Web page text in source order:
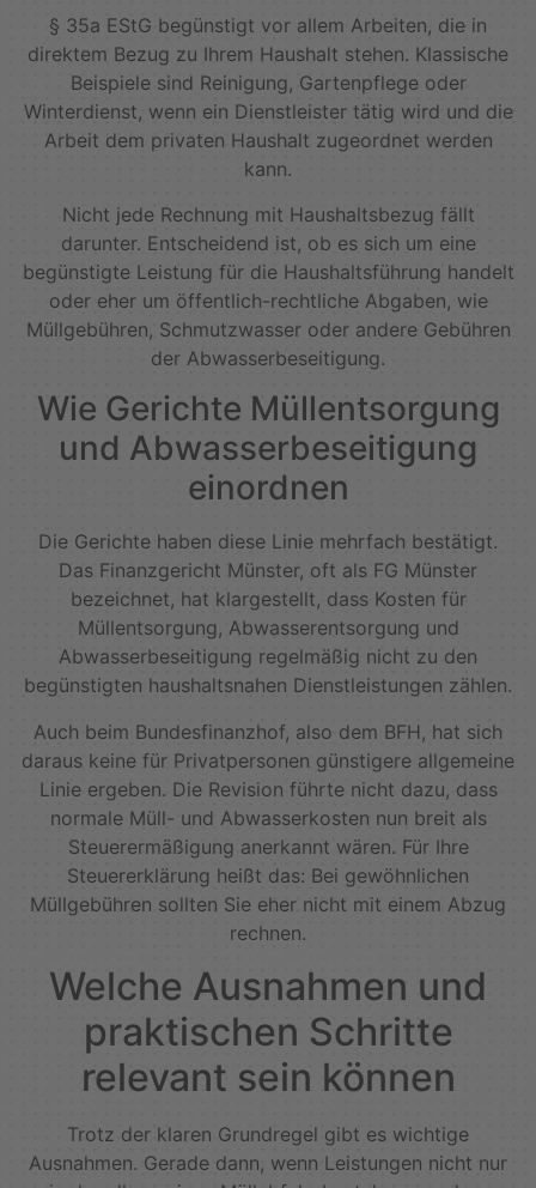
§ 35a EStG begünstigt vor allem Arbeiten, die in
direktem Bezug zu Ihrem Haushalt stehen. Klassische
Beispiele sind Reinigung, Gartenpflege oder
Winterdienst, wenn ein Dienstleister tätig wird und die
Arbeit dem privaten Haushalt zugeordnet werden
kann.
Nicht jede Rechnung mit Haushaltsbezug fällt
darunter. Entscheidend ist, ob es sich um eine
begünstigte Leistung für die Haushaltsführung handelt
oder eher um öffentlich-rechtliche Abgaben, wie
Müllgebühren, Schmutzwasser oder andere Gebühren
der Abwasserbeseitigung.
Wie Gerichte Müllentsorgung
und Abwasserbeseitigung
einordnen
Die Gerichte haben diese Linie mehrfach bestätigt.
Das Finanzgericht Münster, oft als FG Münster
bezeichnet, hat klargestellt, dass Kosten für
Müllentsorgung, Abwasserentsorgung und
Abwasserbeseitigung regelmäßig nicht zu den
begünstigten haushaltsnahen Dienstleistungen zählen.
Auch beim Bundesfinanzhof, also dem BFH, hat sich
daraus keine für Privatpersonen günstigere allgemeine
Linie ergeben. Die Revision führte nicht dazu, dass
normale Müll- und Abwasserkosten nun breit als
Steuerermäßigung anerkannt wären. Für Ihre
Steuererklärung heißt das: Bei gewöhnlichen
Müllgebühren sollten Sie eher nicht mit einem Abzug
rechnen.
Welche Ausnahmen und
praktischen Schritte
relevant sein können
Trotz der klaren Grundregel gibt es wichtige
Ausnahmen. Gerade dann, wenn Leistungen nicht nur